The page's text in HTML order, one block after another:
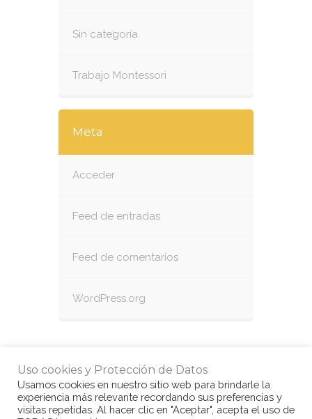
Sin categoría
Trabajo Montessori
Meta
Acceder
Feed de entradas
Feed de comentarios
WordPress.org
Uso cookies y Protección de Datos
Usamos cookies en nuestro sitio web para brindarle la
experiencia más relevante recordando sus preferencias y
visitas repetidas. Al hacer clic en "Aceptar", acepta el uso de